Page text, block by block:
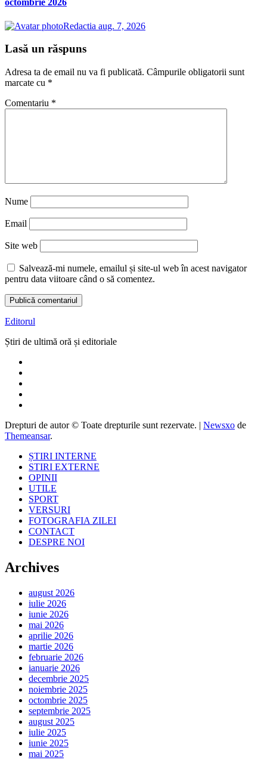
octombrie 2026
Redactia aug. 7, 2026
Lasă un răspuns
Adresa ta de email nu va fi publicată. Câmpurile obligatorii sunt
marcate cu *
Comentariu *
Nume
Email
Site web
Salvează-mi numele, emailul și site-ul web în acest navigator
pentru data viitoare când o să comentez.
Editorul
Știri de ultimă oră și editoriale
Drepturi de autor © Toate drepturile sunt rezervate. | Newsxo de
Themeansar.
ȘTIRI INTERNE
STIRI EXTERNE
OPINII
UTILE
SPORT
VERSURI
FOTOGRAFIA ZILEI
CONTACT
DESPRE NOI
Archives
august 2026
iulie 2026
iunie 2026
mai 2026
aprilie 2026
martie 2026
februarie 2026
ianuarie 2026
decembrie 2025
noiembrie 2025
octombrie 2025
septembrie 2025
august 2025
iulie 2025
iunie 2025
mai 2025